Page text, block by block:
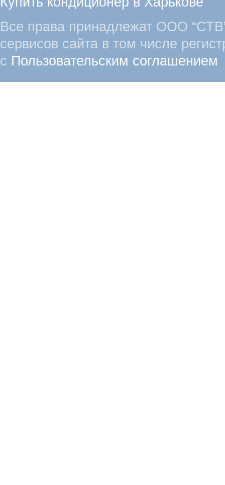
Все права принадлежат ООО
сервисов сайта в том числе
с Пользовательским соглашением